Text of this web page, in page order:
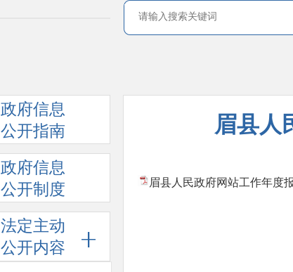
政府信息
公开指南
政府信息
公开制度
法定主动
公开内容
眉县人
眉县人民政府网站工作年度